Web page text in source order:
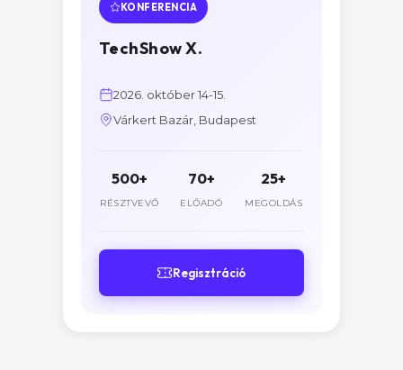
KONFERENCIA
TechShow X.
2026. október 14-15.
Várkert Bazár, Budapest
500+
RÉSZTVEVŐ
70+
ELŐADÓ
25+
MEGOLDÁS
Regisztráció